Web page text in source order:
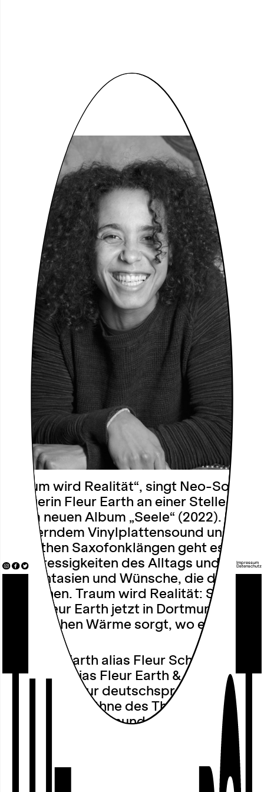
„Traum wird Realität“, singt Neo-Soul
Sängerin Fleur Earth an einer Stelle auf
ihrem neuen Album „Seele“ (2022). Bei
knisterndem Vinylplattensound und
smoothen Saxofonklängen geht es um
die Stressigkeiten des Alltags und um
die Fantasien und Wünsche, die daraus
entstehen. Traum wird Realität: Schön,
dass Fleur Earth jetzt in Dortmund für
ein bisschen Wärme sorgt, wo es kalt
Mit Fleur Earth alias Fleur Schomisch-
Mouanga alias Fleur Earth & Forsch
kommt der pur deutschsprachige Neo
Soul auf die Bühne des Theaters im
Depot nach Dortmund. Geboren und
aufgewachsen in Kongo-Brazzaville zog
Großstadt Köln, in der Musik ein
Zentrum für sie wurde. Kryptischer
Impressum
Datenschutz